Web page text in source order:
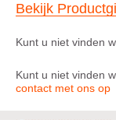
Bekijk
Kunt u niet vinden
Kunt u niet vinden
contact met ons op